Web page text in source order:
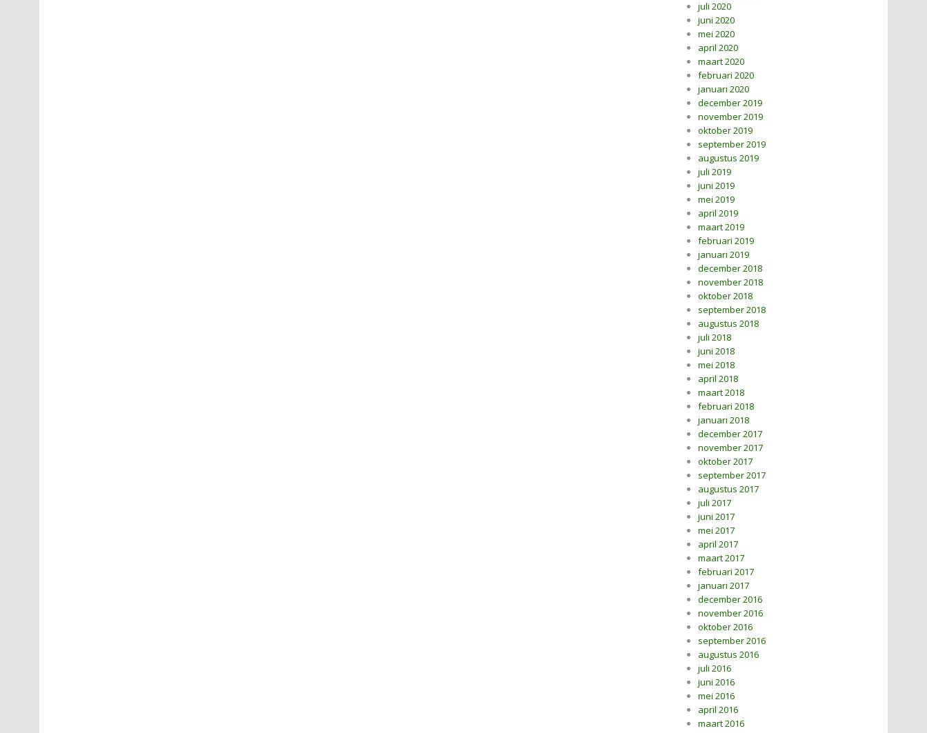
juli 2020
juni 2020
mei 2020
april 2020
maart 2020
februari 2020
januari 2020
december 2019
november 2019
oktober 2019
september 2019
augustus 2019
juli 2019
juni 2019
mei 2019
april 2019
maart 2019
februari 2019
januari 2019
december 2018
november 2018
oktober 2018
september 2018
augustus 2018
juli 2018
juni 2018
mei 2018
april 2018
maart 2018
februari 2018
januari 2018
december 2017
november 2017
oktober 2017
september 2017
augustus 2017
juli 2017
juni 2017
mei 2017
april 2017
maart 2017
februari 2017
januari 2017
december 2016
november 2016
oktober 2016
september 2016
augustus 2016
juli 2016
juni 2016
mei 2016
april 2016
maart 2016